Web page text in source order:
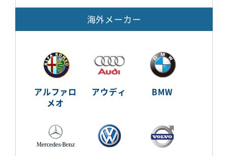
海外メーカー
アルファロ
メオ
アウディ BMW